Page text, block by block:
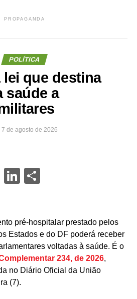
PROPAGANDA
POLÍTICA
lei que destina
saúde a
7 de agosto de 2026
Messenger
LinkedIn
Share
pré-hospitalar prestado pelos
Estados e do DF poderá receber
voltadas à saúde. É o
234, de 2026,
no Diário Oficial da União
(7).